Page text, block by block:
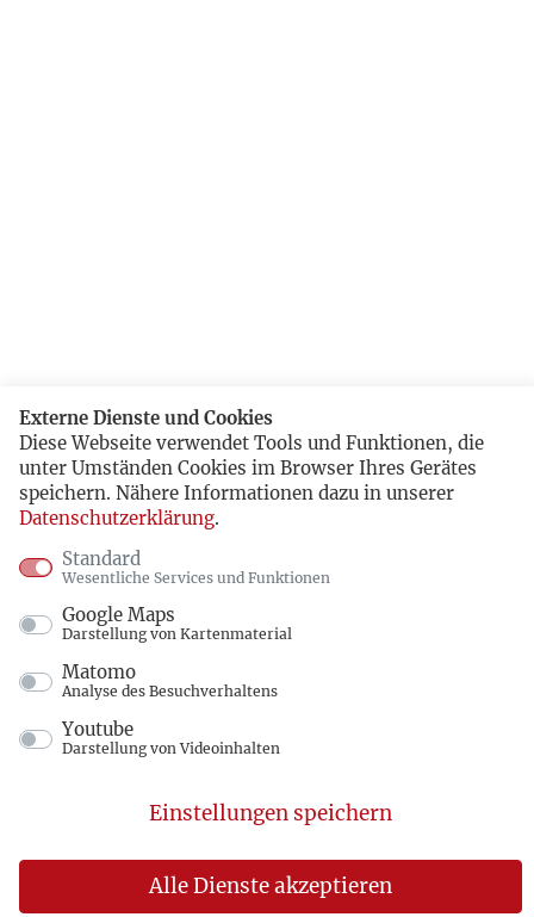
Externe Dienste und Cookies
Diese Webseite verwendet Tools und Funktionen, die
unter Umständen Cookies im Browser Ihres Gerätes
speichern. Nähere Informationen dazu in unserer
Datenschutzerklärung.
Standard
Wesentliche Services und Funktionen
Google Maps
Darstellung von Kartenmaterial
Matomo
Analyse des Besuchverhaltens
Youtube
Darstellung von Videoinhalten
Alle Dienste akzeptieren
Einstellungen speichern